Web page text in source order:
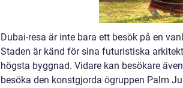
Dubai-resa är inte bara ett besök på en
Staden är känd för sina futuristiska
högsta byggnad. Vidare kan besökare
besöka den konstgjorda ögruppen Palm